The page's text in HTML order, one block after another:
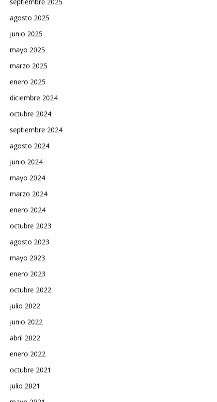
agosto 2025
junio 2025
mayo 2025
marzo 2025
enero 2025
diciembre 2024
octubre 2024
septiembre 2024
agosto 2024
junio 2024
mayo 2024
marzo 2024
enero 2024
octubre 2023
agosto 2023
mayo 2023
enero 2023
octubre 2022
julio 2022
junio 2022
abril 2022
enero 2022
octubre 2021
julio 2021